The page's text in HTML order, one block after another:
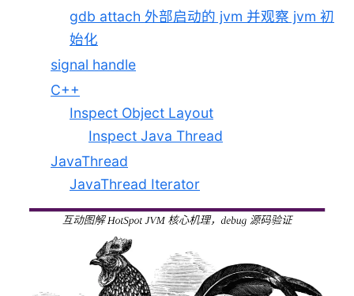
gdb attach 外部启动的 jvm 并观察 jvm 初
始化
signal handle
C++
Inspect Object Layout
Inspect Java Thread
JavaThread
JavaThread Iterator